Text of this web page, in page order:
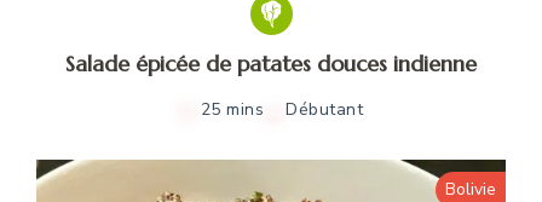
Salade épicée de patates douces indienne
25 mins Débutant
Bolivie